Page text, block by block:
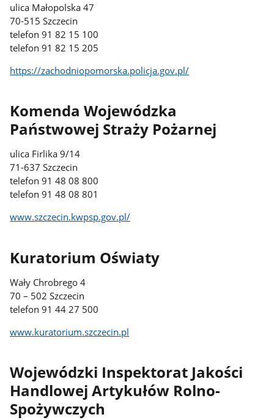
ulica Małopolska 47
70-515 Szczecin
telefon 91 82 15 100
telefon 91 82 15 205
https://zachodniopomorska.policja.gov.pl/
Komenda Wojewódzka
Państwowej Straży Pożarnej
ulica Firlika 9/14
71-637 Szczecin
telefon 91 48 08 800
telefon 91 48 08 801
www.szczecin.kwpsp.gov.pl/
Kuratorium Oświaty
Wały Chrobrego 4
70 – 502 Szczecin
telefon 91 44 27 500
www.kuratorium.szczecin.pl
Wojewódzki Inspektorat Jakości
Handlowej Artykułów Rolno-
Spożywczych